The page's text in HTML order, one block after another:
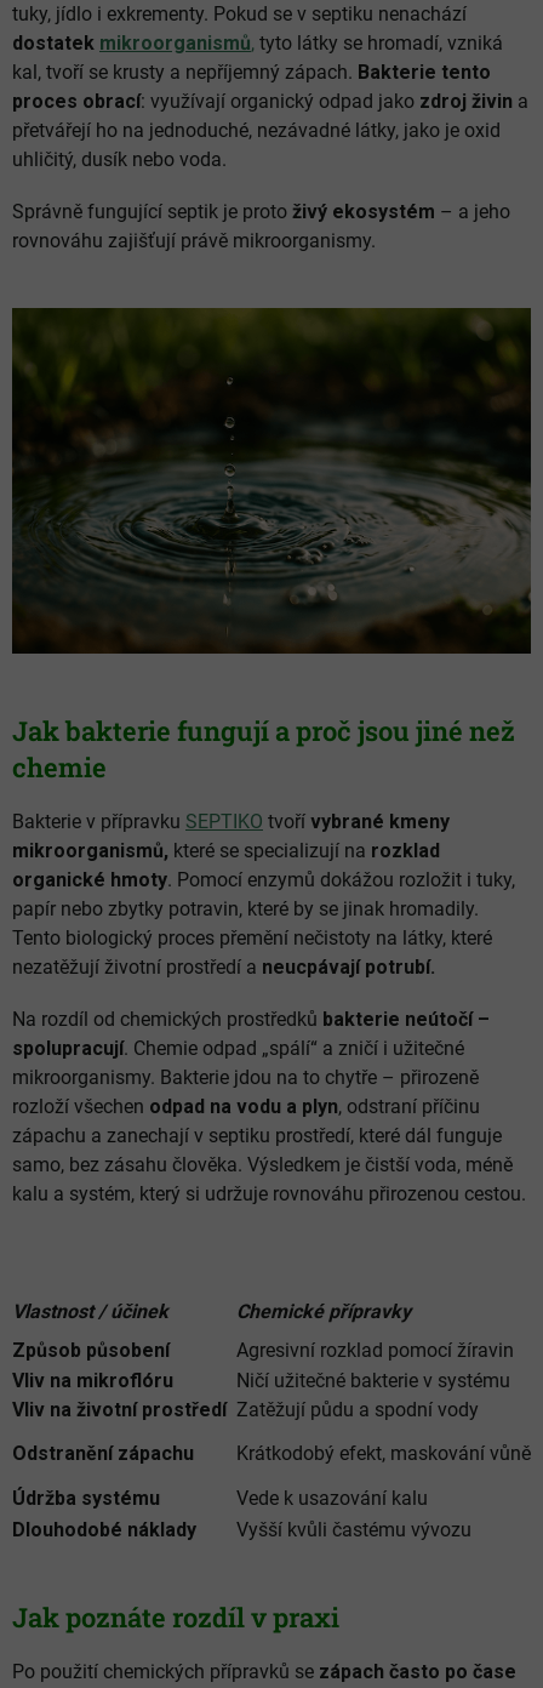
tuky, jídlo i exkrementy. Pokud se v septiku nenachází
dostatek mikroorganismů, tyto látky se hromadí, vzniká
kal, tvoří se krusty a nepříjemný zápach. Bakterie tento
proces obrací: využívají organický odpad jako zdroj živin a
přetvářejí ho na jednoduché, nezávadné látky, jako je oxid
uhličitý, dusík nebo voda.
Správně fungující septik je proto živý ekosystém – a jeho
rovnováhu zajišťují právě mikroorganismy.
Jak bakterie fungují a proč jsou jiné než
chemie
Bakterie v přípravku SEPTIKO tvoří vybrané kmeny
mikroorganismů, které se specializují na rozklad
organické hmoty. Pomocí enzymů dokážou rozložit i tuky,
papír nebo zbytky potravin, které by se jinak hromadily.
Tento biologický proces přemění nečistoty na látky, které
nezatěžují životní prostředí a neucpávají potrubí.
Na rozdíl od chemických prostředků bakterie neútočí –
spolupracují. Chemie odpad „spálí“ a zničí i užitečné
mikroorganismy. Bakterie jdou na to chytře – přirozeně
rozloží všechen odpad na vodu a plyn, odstraní příčinu
zápachu a zanechají v septiku prostředí, které dál funguje
samo, bez zásahu člověka. Výsledkem je čistší voda, méně
kalu a systém, který si udržuje rovnováhu přirozenou cestou.
Vlastnost / účinek
Chemické přípravky
Způsob působení
Agresivní rozklad pomocí žíravin
Vliv na mikroflóru
Ničí užitečné bakterie v systému
Vliv na životní prostředí Zatěžují půdu a spodní vody
Odstranění zápachu
Krátkodobý efekt, maskování vůně
Údržba systému
Vede k usazování kalu
Dlouhodobé náklady
Vyšší kvůli častému vývozu
Jak poznáte rozdíl v praxi
Po použití chemických přípravků se zápach často po čase